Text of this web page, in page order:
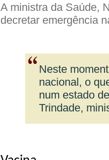
A ministra da Saúde,
decretar emergência
Neste
nacional, o
num estado
Trindade,